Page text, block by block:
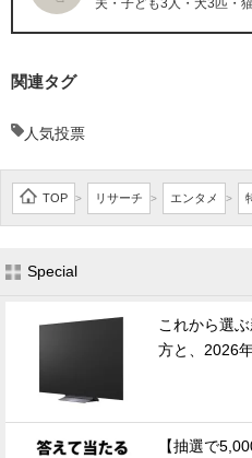
夫・子ども3人・犬3匹・
関連タグ
人気投票
TOP > リサーチ > エンタメ >
Special
これから選
方と、2026
【抽選で